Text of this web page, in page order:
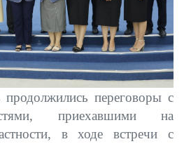
переговоры с
приехавшими на
в ходе встречи с